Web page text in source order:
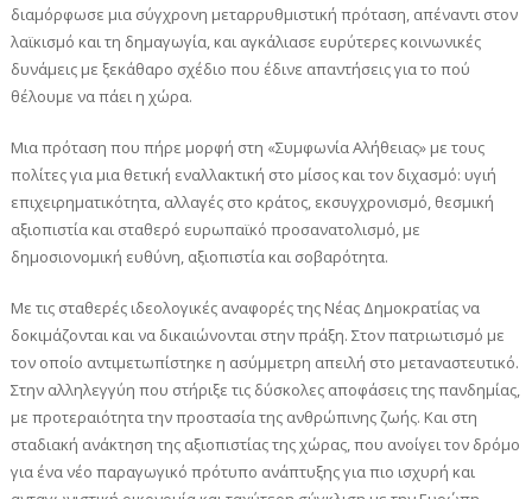
διαμόρφωσε μια σύγχρονη μεταρρυθμιστική πρόταση, απέναντι στον
λαϊκισμό και τη δημαγωγία, και αγκάλιασε ευρύτερες κοινωνικές
δυνάμεις με ξεκάθαρο σχέδιο που έδινε απαντήσεις για το πού
θέλουμε να πάει η χώρα.
Μια πρόταση που πήρε μορφή στη «Συμφωνία Αλήθειας» με τους
πολίτες για μια θετική εναλλακτική στο μίσος και τον διχασμό: υγιή
επιχειρηματικότητα, αλλαγές στο κράτος, εκσυγχρονισμό, θεσμική
αξιοπιστία και σταθερό ευρωπαϊκό προσανατολισμό, με
δημοσιονομική ευθύνη, αξιοπιστία και σοβαρότητα.
Με τις σταθερές ιδεολογικές αναφορές της Νέας Δημοκρατίας να
δοκιμάζονται και να δικαιώνονται στην πράξη. Στον πατριωτισμό με
τον οποίο αντιμετωπίστηκε η ασύμμετρη απειλή στο μεταναστευτικό.
Στην αλληλεγγύη που στήριξε τις δύσκολες αποφάσεις της πανδημίας,
με προτεραιότητα την προστασία της ανθρώπινης ζωής. Και στη
σταδιακή ανάκτηση της αξιοπιστίας της χώρας, που ανοίγει τον δρόμο
για ένα νέο παραγωγικό πρότυπο ανάπτυξης για πιο ισχυρή και